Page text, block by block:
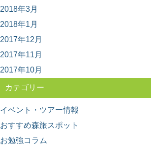
2018年3月
2018年1月
2017年12月
2017年11月
2017年10月
カテゴリー
イベント・ツアー情報
おすすめ森旅スポット
お勉強コラム